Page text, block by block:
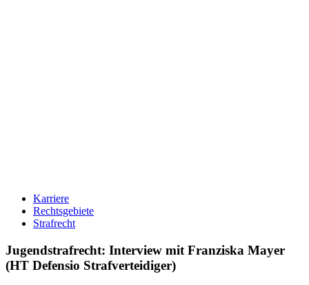
Karriere
Rechtsgebiete
Strafrecht
Jugendstrafrecht: Interview mit Franziska Mayer
(HT Defensio Strafverteidiger)